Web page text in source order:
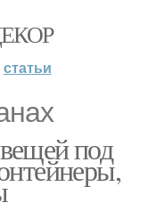
статьи
под